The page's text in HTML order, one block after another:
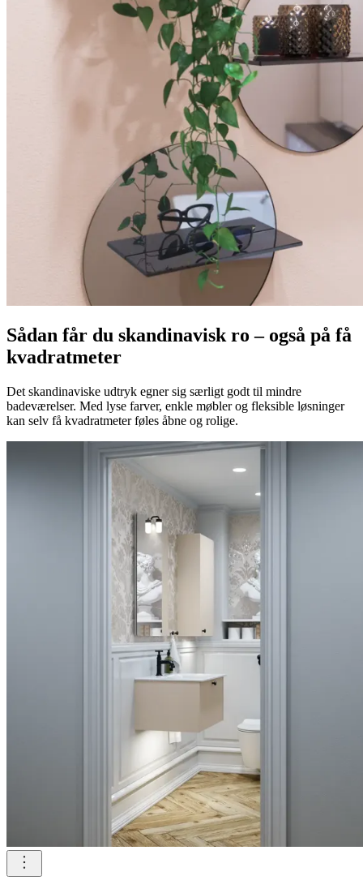
Sådan får du skandinavisk ro – også på få
kvadratmeter
Det skandinaviske udtryk egner sig særligt godt til mindre
badeværelser. Med lyse farver, enkle møbler og fleksible løsninger
kan selv få kvadratmeter føles åbne og rolige.